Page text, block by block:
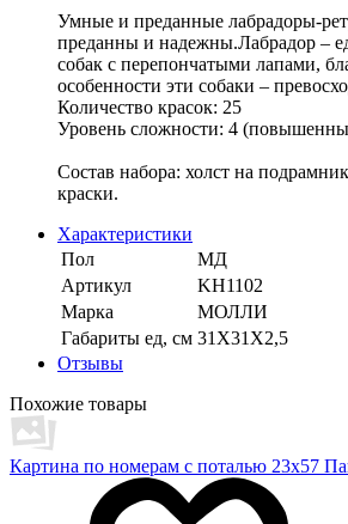
Умные и преданные лабрадоры-
преданны и надежны.Лабрадор –
собак с перепончатыми лапами,
особенности эти собаки –
Количество красок: 25
Уровень сложности: 4
Состав набора: холст на
краски.
Характеристики
Пол
МД
Артикул
KH1102
Марка
МОЛЛИ
Габариты ед, см 31Х31Х2,5
Отзывы
Похожие товары
Картина по номерам с поталью 23х57